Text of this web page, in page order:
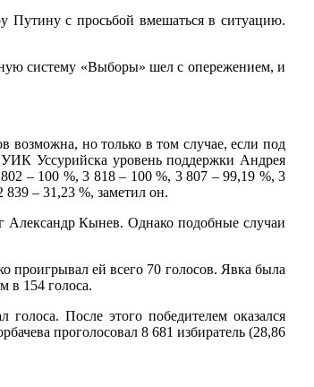
Путину с просьбой вмешаться в ситуацию.
систему «Выборы» шел с опережением, и
возможна, но только в том случае, если под
УИК Уссурийска уровень поддержки Андрея
– 100 %, 3 818 – 100 %, 3 807 – 99,19 %, 3
839 – 31,23 %, заметил он.
Александр Кынев. Однако подобные случаи
проигрывал ей всего 70 голосов. Явка была
в 154 голоса.
После этого победителем оказался
проголосовал 8 681 избиратель (28,86